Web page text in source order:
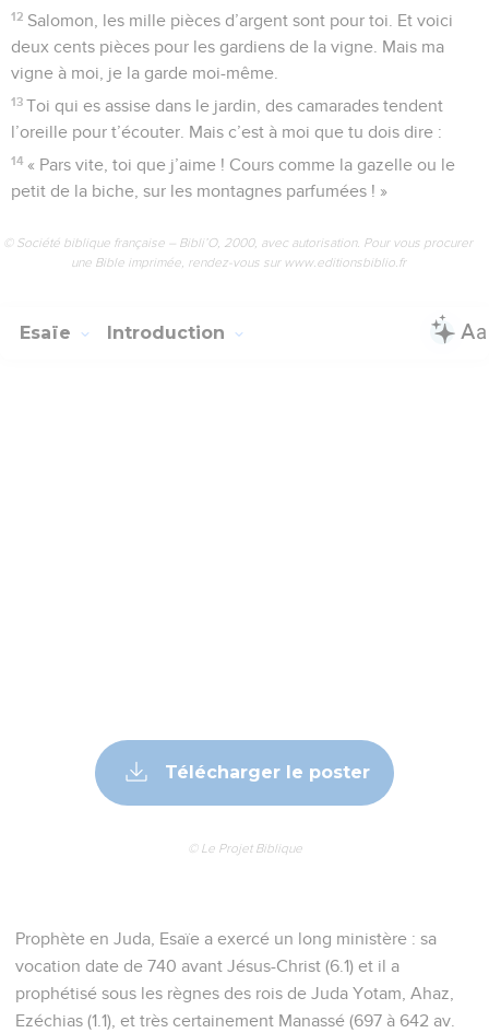
12 Salomon, les mille pièces d’argent sont pour toi. Et voici
deux cents pièces pour les gardiens de la vigne. Mais ma
vigne à moi, je la garde moi-même.
13 Toi qui es assise dans le jardin, des camarades tendent
l’oreille pour t’écouter. Mais c’est à moi que tu dois dire :
14 « Pars vite, toi que j’aime ! Cours comme la gazelle ou le
petit de la biche, sur les montagnes parfumées ! »
© Société biblique française – Bibli’O, 2000, avec autorisation. Pour vous procurer
une Bible imprimée, rendez-vous sur www.editionsbiblio.fr
Esaïe Introduction
Télécharger le poster
© Le Projet Biblique
Prophète en Juda, Esaïe a exercé un long ministère : sa
vocation date de 740 avant Jésus-Christ (6.1) et il a
prophétisé sous les règnes des rois de Juda Yotam, Ahaz,
Ezéchias (1.1), et très certainement Manassé (697 à 642 av.